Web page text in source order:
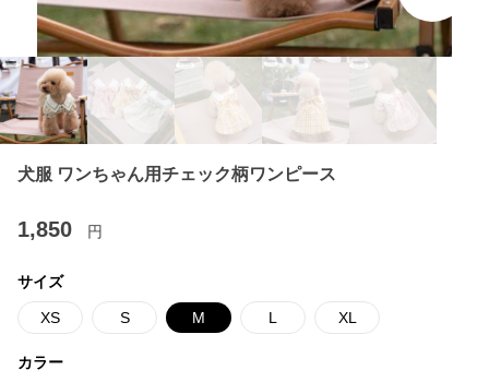
犬服 ワンちゃん用チェック柄ワンピース
1,850 円
サイズ
XS S M L XL
カラー